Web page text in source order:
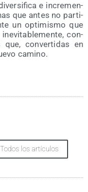
e incre­men­
que antes no par­ti­
un opti­mis­mo que
con­
con­ver­ti­das en
camino.
los artículos